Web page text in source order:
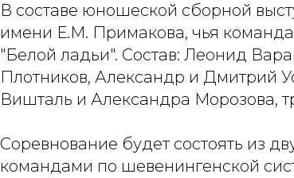
В составе юношеской сборной
имени Е.М. Примакова, чья
"Белой ладьи". Состав: Леонид
Плотников, Александр и Дмитрий
Вишталь и Александра Морозова,
Соревнование будет состоять из
командами по шевенингенской